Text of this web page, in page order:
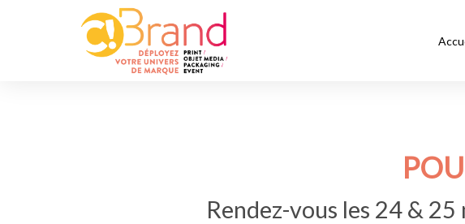
Rendez-vous les 24 &